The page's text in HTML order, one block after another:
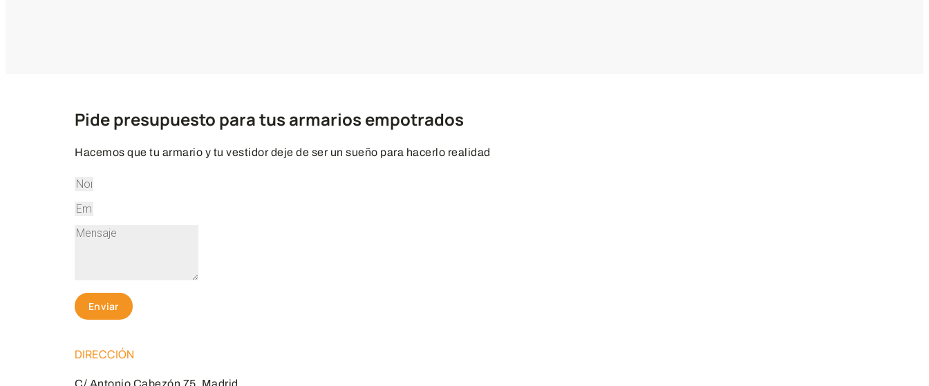
Pide presupuesto para tus armarios empotrados
Hacemos que tu armario y tu vestidor deje de ser un sueño para hacerlo realidad
Enviar
DIRECCIÓN
C/ Antonio Cabezón 75, Madrid.